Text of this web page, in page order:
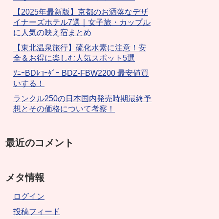
【2025年最新版】京都のお洒落なデザ
イナーズホテル7選｜女子旅・カップル
に人気の映え宿まとめ
【東北温泉旅行】硫化水素に注意！安
全＆お得に楽しむ人気スポット5選
ｿﾆｰBDﾚｺｰﾀﾞｰ BDZ-FBW2200 最安値買
いする！
ランクル250の日本国内発売時期最終予
想とその価格について考察！
最近のコメント
メタ情報
ログイン
投稿フィード